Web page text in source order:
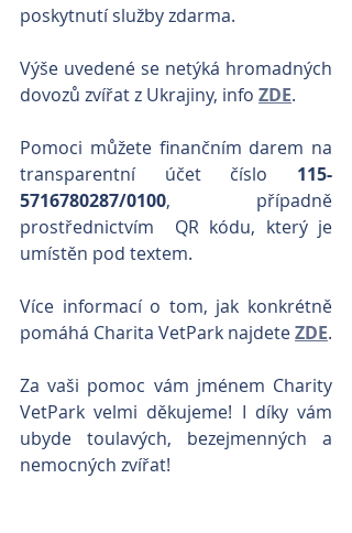
poskytnutí služby zdarma.
Výše uvedené se netýká hromadných
dovozů zvířat z Ukrajiny, info ZDE.
Pomoci můžete finančním darem na
transparentní účet číslo 115-
5716780287/0100, případně
prostřednictvím  QR kódu, který je
umístěn pod textem.
Více informací o tom, jak konkrétně
pomáhá Charita VetPark najdete ZDE.
Za vaši pomoc vám jménem Charity
VetPark velmi děkujeme! I díky vám
ubyde toulavých, bezejmenných a
nemocných zvířat!